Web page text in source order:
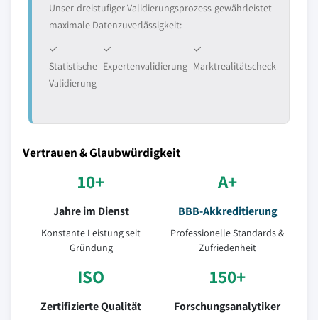
Unser dreistufiger Validierungsprozess gewährleistet
maximale Datenzuverlässigkeit:
✓
Statistische
Validierung
✓
Expertenvalidierung
✓
Marktrealitätscheck
Vertrauen & Glaubwürdigkeit
10+
Jahre im Dienst
Konstante Leistung seit
Gründung
A+
BBB-Akkreditierung
Professionelle Standards &
Zufriedenheit
ISO
Zertifizierte Qualität
150+
Forschungsanalytiker